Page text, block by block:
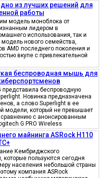
из лучших решений для
работы
модель моноблока от
лидером в
использования, так и
нового семейства,
AMD последнего поколения и
вкупе с привлекательной
беспроводная мышь для
беспроводную
Новинка предназначена
а слово Superlight в ее
модели, который не превышает
сравнению с анонсированным
G PRO Wireless
майнинга ASRock H110
Кембриджского
которые пользуются сегодня
населения небольшой страны
компания ASRock